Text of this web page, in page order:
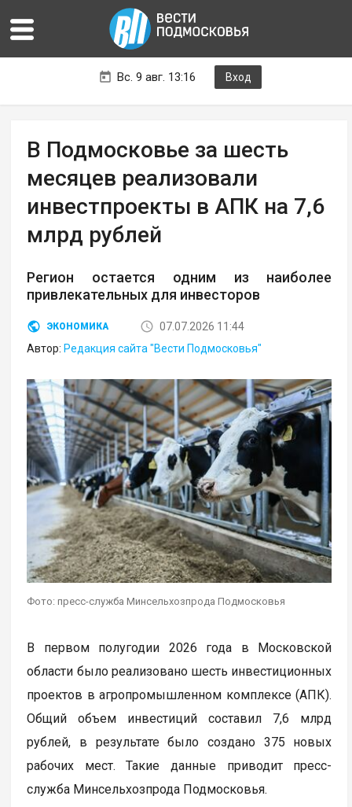
Вс. 9 авг. 13:16 Вход
В Подмосковье за шесть
месяцев реализовали
инвестпроекты в АПК на 7,6
млрд рублей
Регион остается одним из наиболее
привлекательных для инвесторов
ЭКОНОМИКА
07.07.2026 11:44
Автор: Редакция сайта "Вести Подмосковья"
Фото: пресс-служба Минсельхозпрода Подмосковья
В первом полугодии 2026 года в Московской
области было реализовано шесть инвестиционных
проектов в агропромышленном комплексе (АПК).
Общий объем инвестиций составил 7,6 млрд
рублей, в результате было создано 375 новых
рабочих мест. Такие данные приводит пресс-
служба Минсельхозпрода Подмосковья.